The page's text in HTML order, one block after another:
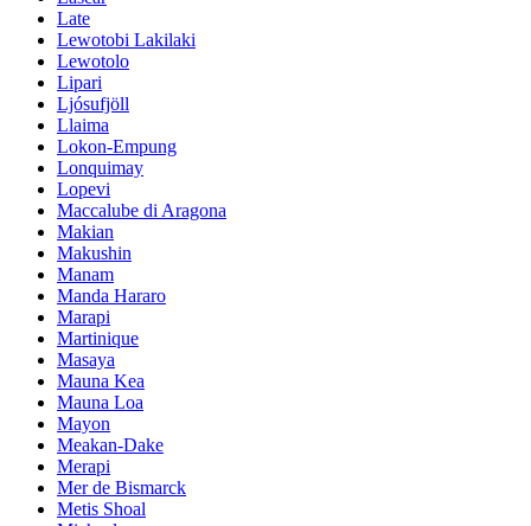
Late
Lewotobi Lakilaki
Lewotolo
Lipari
Ljósufjöll
Llaima
Lokon-Empung
Lonquimay
Lopevi
Maccalube di Aragona
Makian
Makushin
Manam
Manda Hararo
Marapi
Martinique
Masaya
Mauna Kea
Mauna Loa
Mayon
Meakan-Dake
Merapi
Mer de Bismarck
Metis Shoal